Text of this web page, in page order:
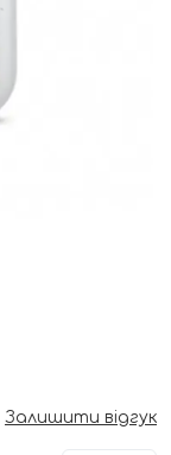
Залишити відгук